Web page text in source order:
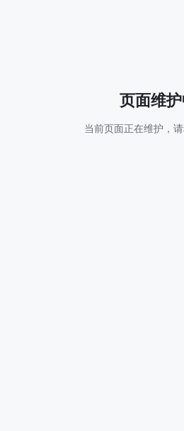
页面维
当前页面正在维护，请